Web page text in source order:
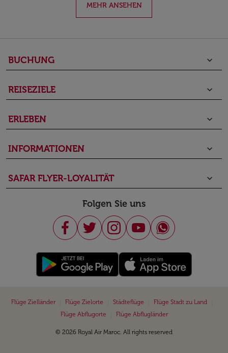
MEHR ANSEHEN
BUCHUNG keyboard_arrow_down
REISEZIELE keyboard_arrow_down
ERLEBEN keyboard_arrow_down
INFORMATIONEN keyboard_arrow_down
SAFAR FLYER-LOYALITÄT keyboard_arrow_down
Folgen Sie uns
Flüge Zielländer Flüge Zielorte Städteflüge Flüge Stadt zu Land
Flüge Abflugorte
Flüge Abflugländer
© 2026 Royal Air Maroc. All rights reserved